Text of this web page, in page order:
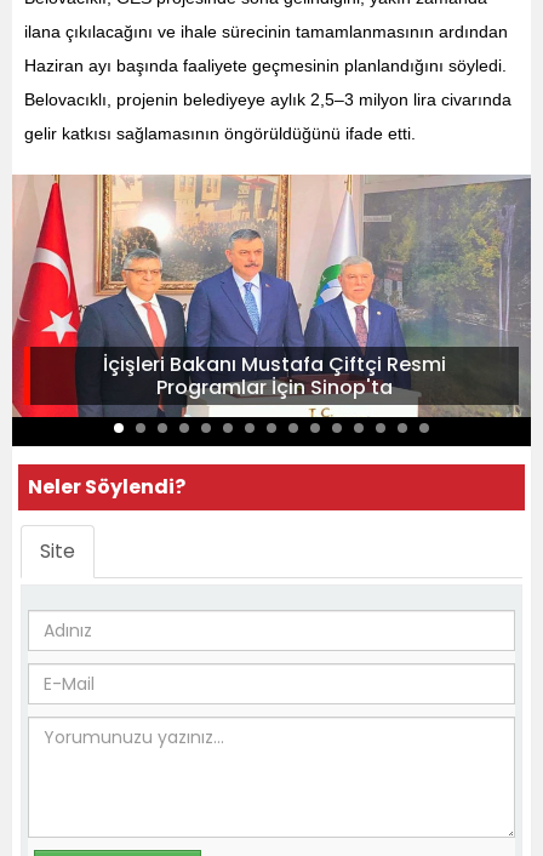
ilana çıkılacağını ve ihale sürecinin tamamlanmasının ardından
Haziran ayı başında faaliyete geçmesinin planlandığını söyledi.
Belovacıklı, projenin belediyeye aylık 2,5–3 milyon lira civarında
gelir katkısı sağlamasının öngörüldüğünü ifade etti.
İçişleri Bakanı Mustafa Çiftçi Resmi
Programlar İçin Sinop'ta
Neler Söylendi?
Site